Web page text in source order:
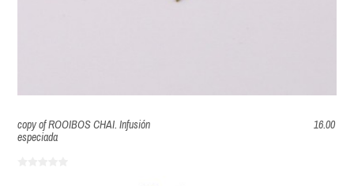
copy of ROOIBOS CHAI. Infusión
especiada
16.00